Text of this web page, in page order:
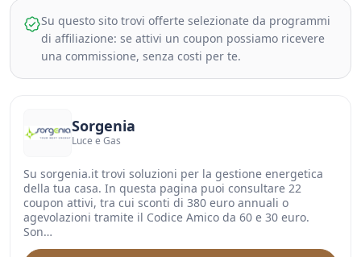
Su questo sito trovi offerte selezionate da programmi
di affiliazione: se attivi un coupon possiamo ricevere
una commissione, senza costi per te.
Sorgenia
Luce e Gas
Su sorgenia.it trovi soluzioni per la gestione energetica
della tua casa. In questa pagina puoi consultare 22
coupon attivi, tra cui sconti di 380 euro annuali o
agevolazioni tramite il Codice Amico da 60 e 30 euro.
Son…